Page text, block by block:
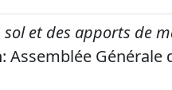
et des apports de
Assemblée Générale